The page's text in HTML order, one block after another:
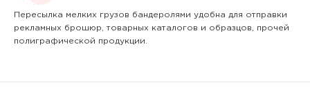
Пересылка мелких грузов бандеролями удобна для отправки
рекламных брошюр, товарных каталогов и образцов, прочей
полиграфической продукции.